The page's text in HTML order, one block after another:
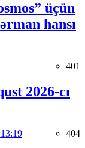
üçün
hansı
401
2026-cı
404